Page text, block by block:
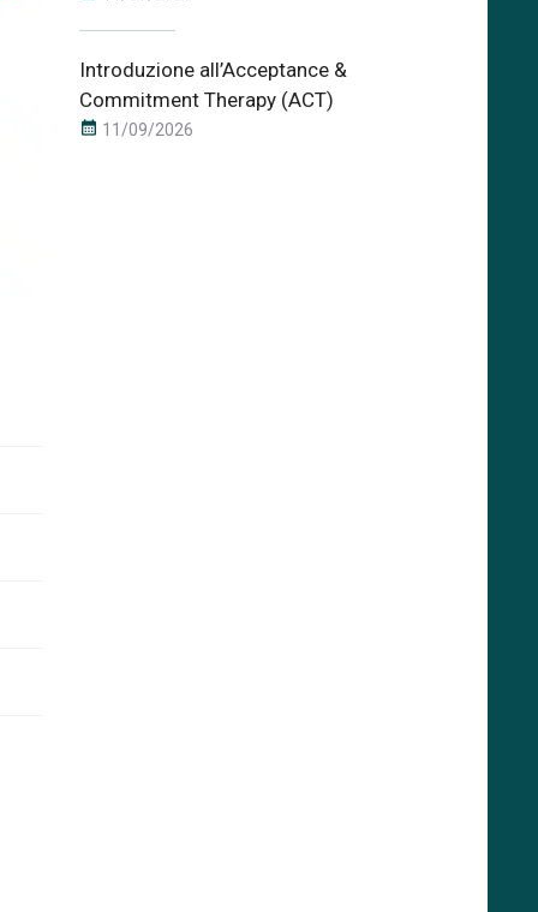
Introduzione all’Acceptance &
Commitment Therapy (ACT)
calendar_month 11/09/2026